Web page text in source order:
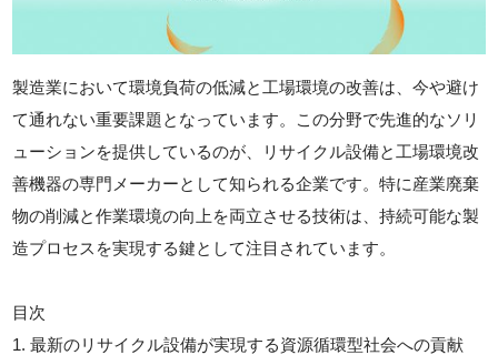
製造業において環境負荷の低減と工場環境の改善は、今や避け
て通れない重要課題となっています。この分野で先進的なソリ
ューションを提供しているのが、リサイクル設備と工場環境改
善機器の専門メーカーとして知られる企業です。特に産業廃棄
物の削減と作業環境の向上を両立させる技術は、持続可能な製
造プロセスを実現する鍵として注目されています。
目次
1. 最新のリサイクル設備が実現する資源循環型社会への貢献